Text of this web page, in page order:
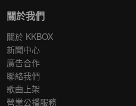
關於我們
關於 KKBOX
新聞中心
廣告合作
聯絡我們
歌曲上架
營業公播服務